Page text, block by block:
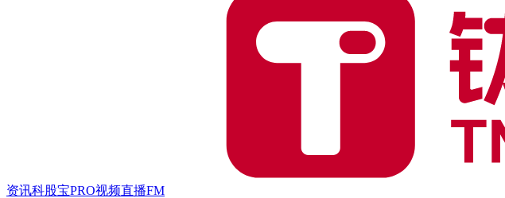
资讯科股宝PRO视频直播FM